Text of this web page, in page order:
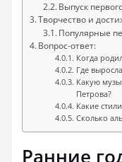
Выпуск
Творчество и
Популярные
Вопрос-ответ:
Когда
Где
Какую
Петрова?
Какие
Сколько
Ранние